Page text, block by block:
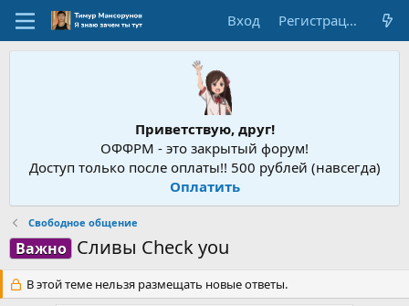
Вход Регистрация
Приветствую, друг!
ОФФРМ - это закрытый форум!
Доступ только после оплаты!! 500 рублей (навсегда)
Оплатить
Свободное общение
Важно Сливы Check you
В этой теме нельзя размещать новые ответы.